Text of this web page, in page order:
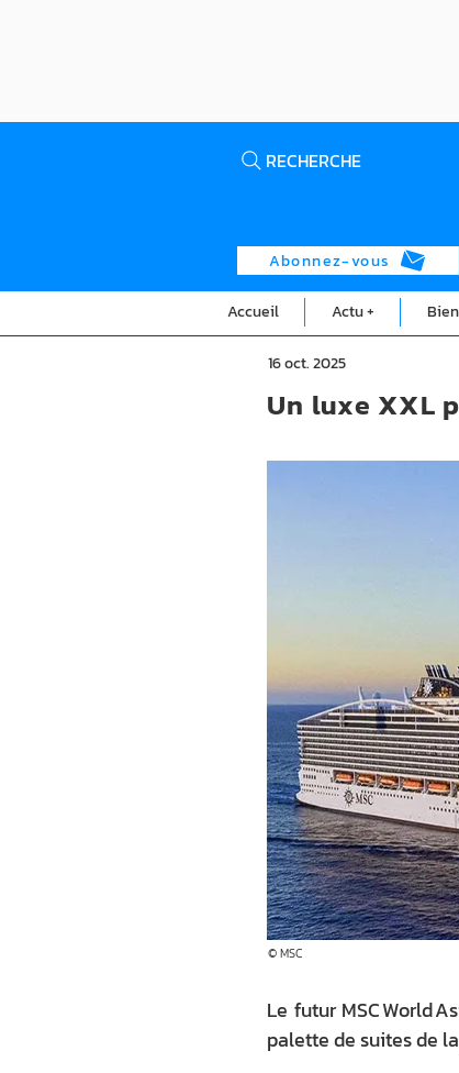
RECHERCHE
Abonnez-vous
Accueil Actu +
16 oct. 2025
© MSC
Le futur MSC World
palette de suites de
Un luxe XXL